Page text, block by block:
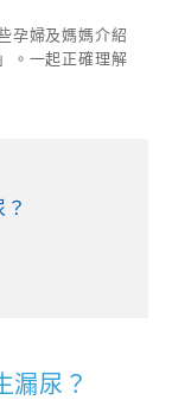
孕婦及媽媽介紹
。一起正確理解
漏尿？